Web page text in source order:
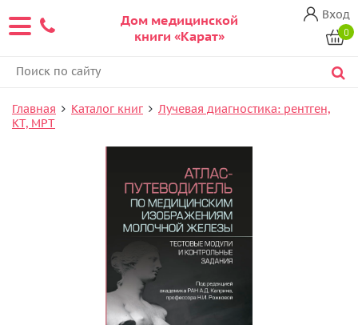
Дом медицинской
книги «Карат»
Вход
0
Главная Каталог книг
Лучевая диагностика: рентген,
КТ, МРТ